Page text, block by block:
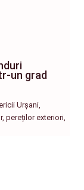
un grad
Urșani,
pereților exteriori,